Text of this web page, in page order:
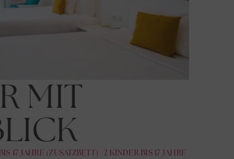
MIT
17 JAHRE (ZUSATZBETT) /2 KINDER BIS 17 JAHRE